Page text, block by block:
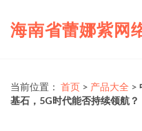
海南省蕾娜紫网
当前位置： 首页 > 产品大全 >
基石，5G时代能否持续领航？